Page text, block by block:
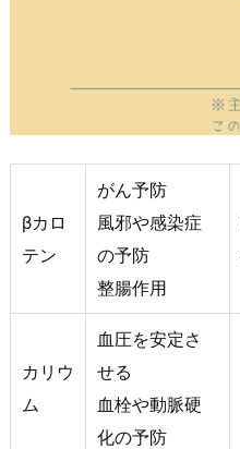
βカロ
テン
がん予防
風邪や感染症
の予防
整腸作用
カリウ
ム
血圧を安定さ
せる
血栓や動脈硬
化の予防